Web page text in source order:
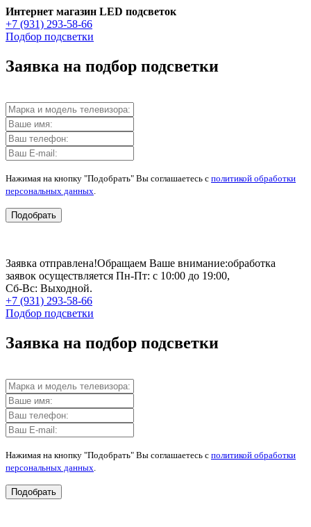
Интернет магазин LED подсветок
+7 (931) 293-58-66
Подбор подсветки
Заявка на подбор подсветки
Нажимая на кнопку "Подобрать" Вы соглашаетесь с политикой обработки
персональных данных
Подобрать
Заявка отправлена!Обращаем Ваше внимание:обработка
заявок осуществляется Пн-Пт: с 10:00 до 19:00,
Сб-Вс: Выходной.
+7 (931) 293-58-66
Подбор подсветки
Заявка на подбор подсветки
Нажимая на кнопку "Подобрать" Вы соглашаетесь с политикой обработки
персональных данных
Подобрать